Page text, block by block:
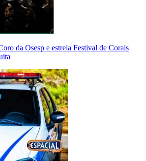
da Osesp e estreia Festival de Corais